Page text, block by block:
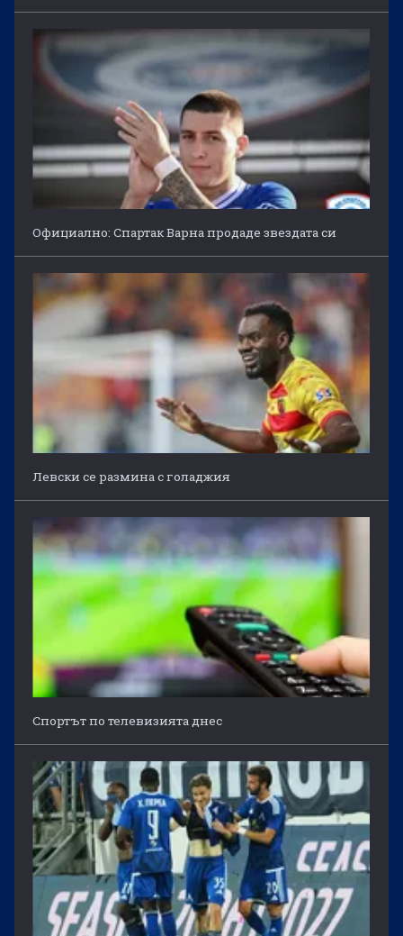
Официално: Спартак Варна продаде звездата си
Левски се размина с голаджия
Спортът по телевизията днес